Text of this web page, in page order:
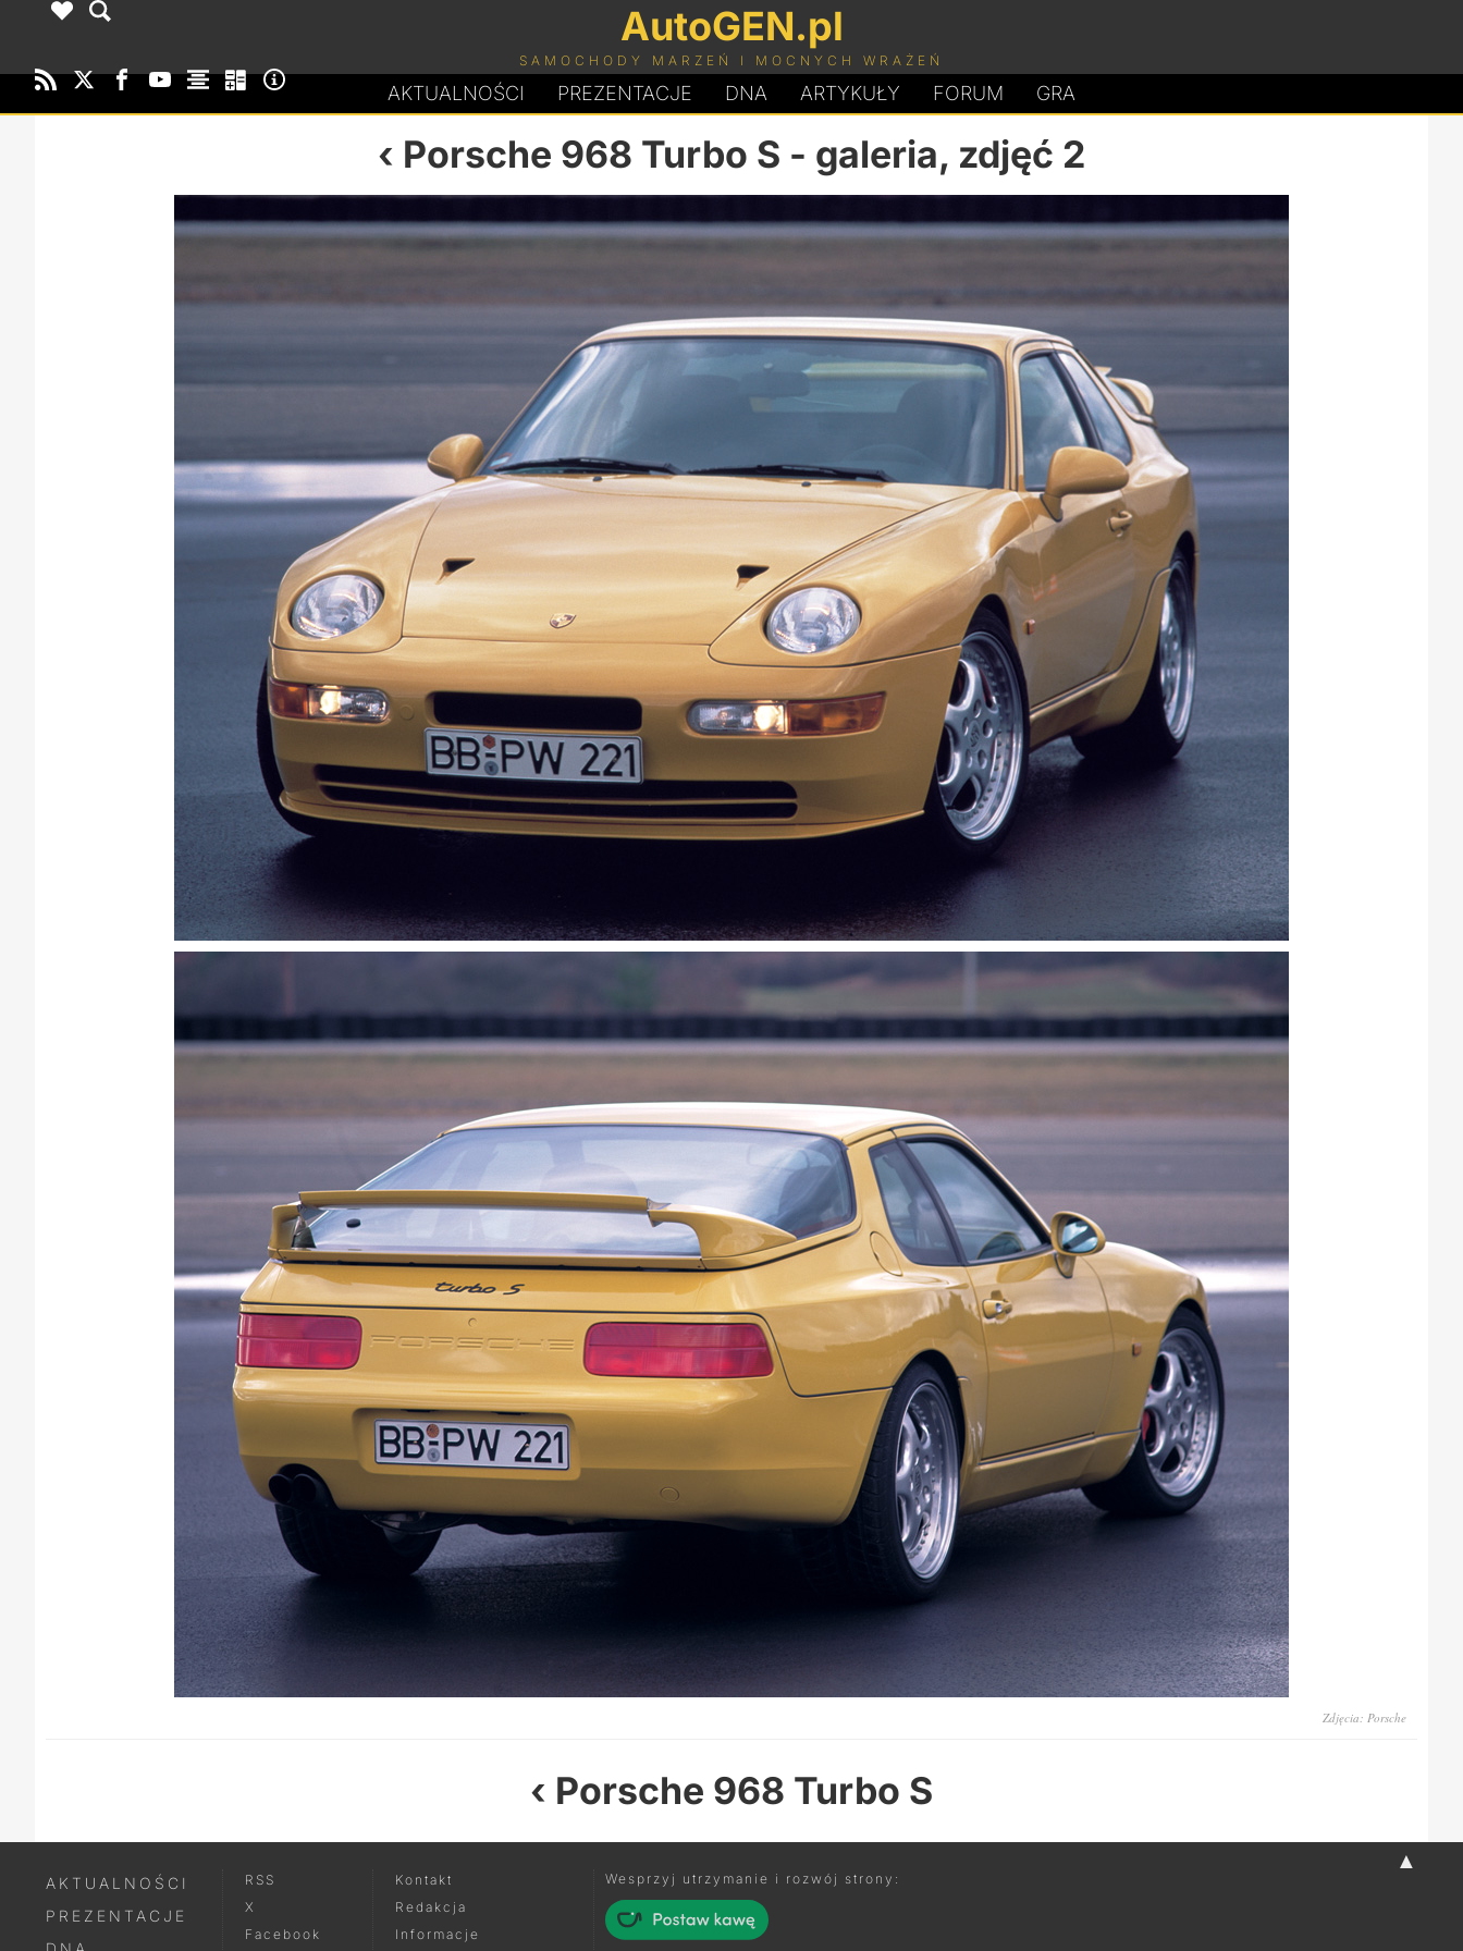
AutoGEN.pl
SAMOCHODY MARZEŃ I MOCNYCH WRAŻEŃ
AKTUALNOŚCI PREZENTACJE DNA ARTYKUŁY FORUM GRA
Porsche 968 Turbo S - galeria, zdjęć 2
Zdjęcia: Porsche
Porsche 968 Turbo S
▲
AKTUALNOŚCI
PREZENTACJE
RSS
X
Facebook
Kontakt
Redakcja
Informacje
Wesprzyj utrzymanie i rozwój strony: